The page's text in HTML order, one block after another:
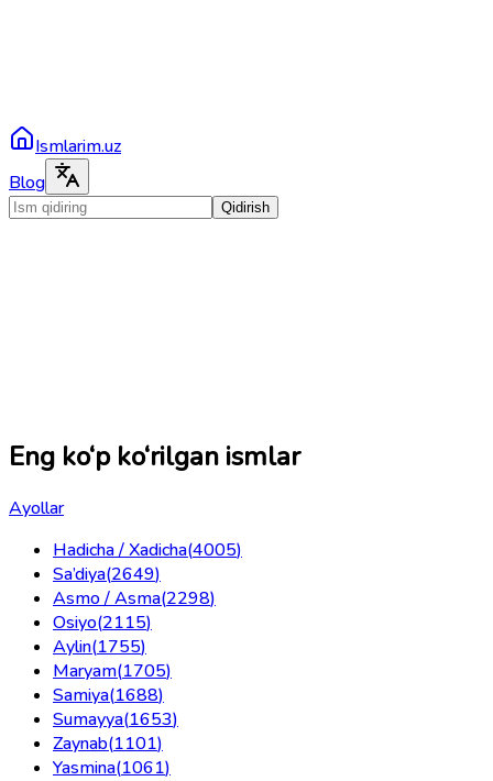
Ismlarim.uz
Blog
Qidirish
Eng ko‘p ko‘rilgan ismlar
Ayollar
Hadicha / Xadicha(4005)
Sa’diya(2649)
Asmo / Asma(2298)
Osiyo(2115)
Aylin(1755)
Maryam(1705)
Samiya(1688)
Sumayya(1653)
Zaynab(1101)
Yasmina(1061)